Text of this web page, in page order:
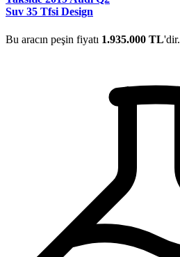
Suv 35 Tfsi Design
Bu aracın peşin fiyatı 1.935.000 TL'dir.